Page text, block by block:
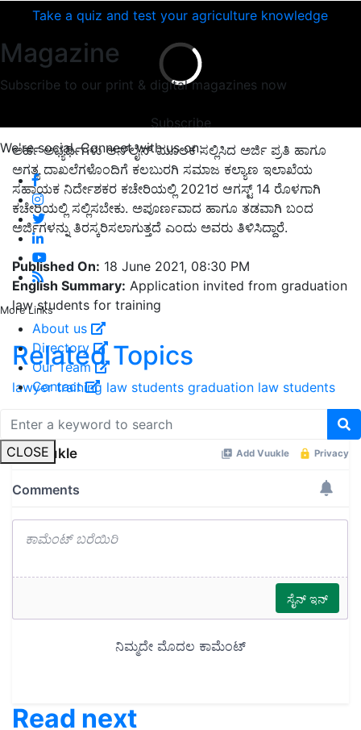
Take a quiz and test your agriculture knowledge
Magazine
Subscribe to our print & digital magazines now
Subscribe
We're social. Connect with us on:
More Links
About us
Directory
Our Team
Contact
CLOSE
ಅರ್ಹ ಅಭ್ಯರ್ಥಿಗಳು ಆನ್‌ಲೈನ್ ಮೂಲಕ ಸಲ್ಲಿಸಿದ ಅರ್ಜಿ ಪ್ರತಿ ಹಾಗೂ
ಅಗತ್ಯ ದಾಖಲೆಗಳೊಂದಿಗೆ ಕಲಬುರಗಿ ಸಮಾಜ ಕಲ್ಯಾಣ ಇಲಾಖೆಯ
ಸಹಾಯಕ ನಿರ್ದೇಶಕರ ಕಚೇರಿಯಲ್ಲಿ 2021ರ ಆಗಸ್ಟ್ 14 ರೊಳಗಾಗಿ
ಕಚೇರಿಯಲ್ಲಿ ಸಲ್ಲಿಸಬೇಕು. ಅಪೂರ್ಣವಾದ ಹಾಗೂ ತಡವಾಗಿ ಬಂದ
ಅರ್ಜಿಗಳನ್ನು ತಿರಸ್ಕರಿಸಲಾಗುತ್ತದೆ ಎಂದು ಅವರು ತಿಳಿಸಿದ್ದಾರೆ.
Published On: 18 June 2021, 08:30 PM
English Summary: Application invited from graduation
law students for training
Related Topics
lawyer training law students graduation law students
Share your comments
Read next